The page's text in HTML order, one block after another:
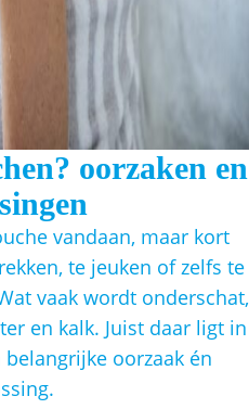
oorzaken en
vandaan, maar kort
te jeuken of zelfs te
vaak wordt onderschat,
en kalk. Juist daar ligt in
oorzaak én